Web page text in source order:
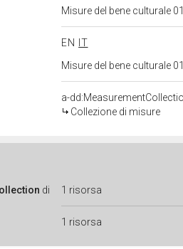
Misure del bene culturale
EN
IT
Misure del bene culturale
a-
Collezione di misure
di 1 risorsa
1 risorsa